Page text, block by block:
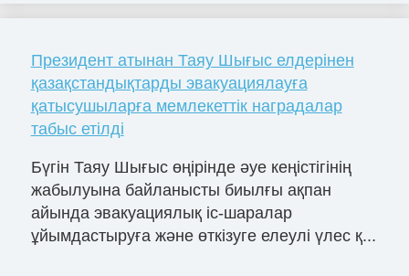
Президент атынан Таяу Шығыс елдерінен
қазақстандықтарды эвакуациялауға
қатысушыларға мемлекеттік наградалар
табыс етілді
Бүгін Таяу Шығыс өңірінде әуе кеңістігінің
жабылуына байланысты биылғы ақпан
айында эвакуациялық іс-шаралар
ұйымдастыруға және өткізуге елеулі үлес қ...